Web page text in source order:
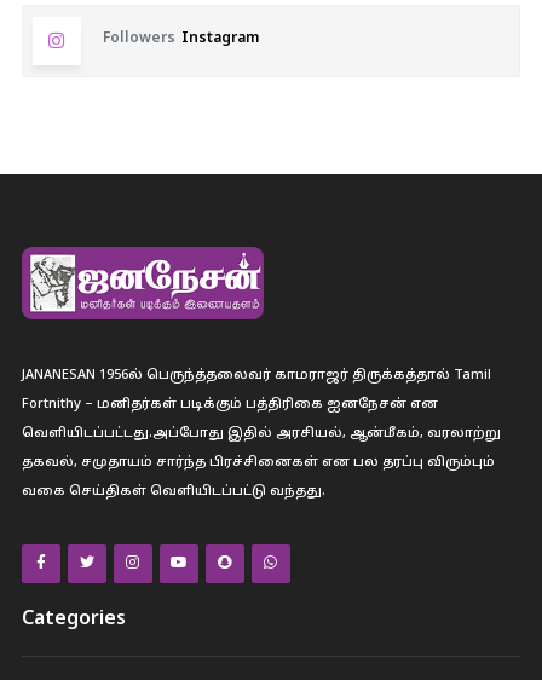
Followers Instagram
JANANESAN 1956ல் பெருந்த்தலைவர் காமராஜர் திருக்கத்தால் Tamil
Fortnithy – மனிதர்கள் படிக்கும் பத்திரிகை ஐனநேசன் என
வெளியிடப்பட்டது.அப்போது இதில் அரசியல், ஆன்மீகம், வரலாற்று
தகவல், சமுதாயம் சார்ந்த பிரச்சினைகள் என பல தரப்பு விரும்பும்
வகை செய்திகள் வெளியிடப்பட்டு வந்தது.
Categories